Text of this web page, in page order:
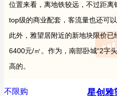
位置来看，离地铁较远，不过距
top级的商业配套，客流量也还可
此外，雅望居附近的新地块限价
6400元/㎡。作为，南部卧城“2字
高的。
不限购 星创雅